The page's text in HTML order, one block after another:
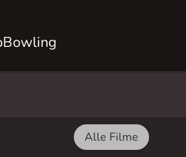
Bowling
Alle Filme